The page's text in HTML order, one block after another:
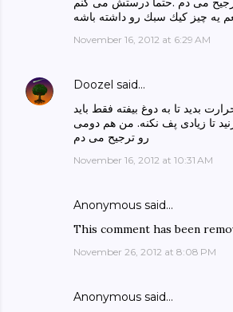
يه چيز كيك سبك رو داشته باشه
November 16, 2012 at 6:29 AM
Doozel said…
بدید تا به دوغ بیفته فقط باید
تا زیادی پف نکنه. من هم دومی
رو ترجیح می دم
November 16, 2012 at 10:31 AM
Anonymous said…
This comment has been
November 26, 2012 at 8:08 PM
Anonymous said…